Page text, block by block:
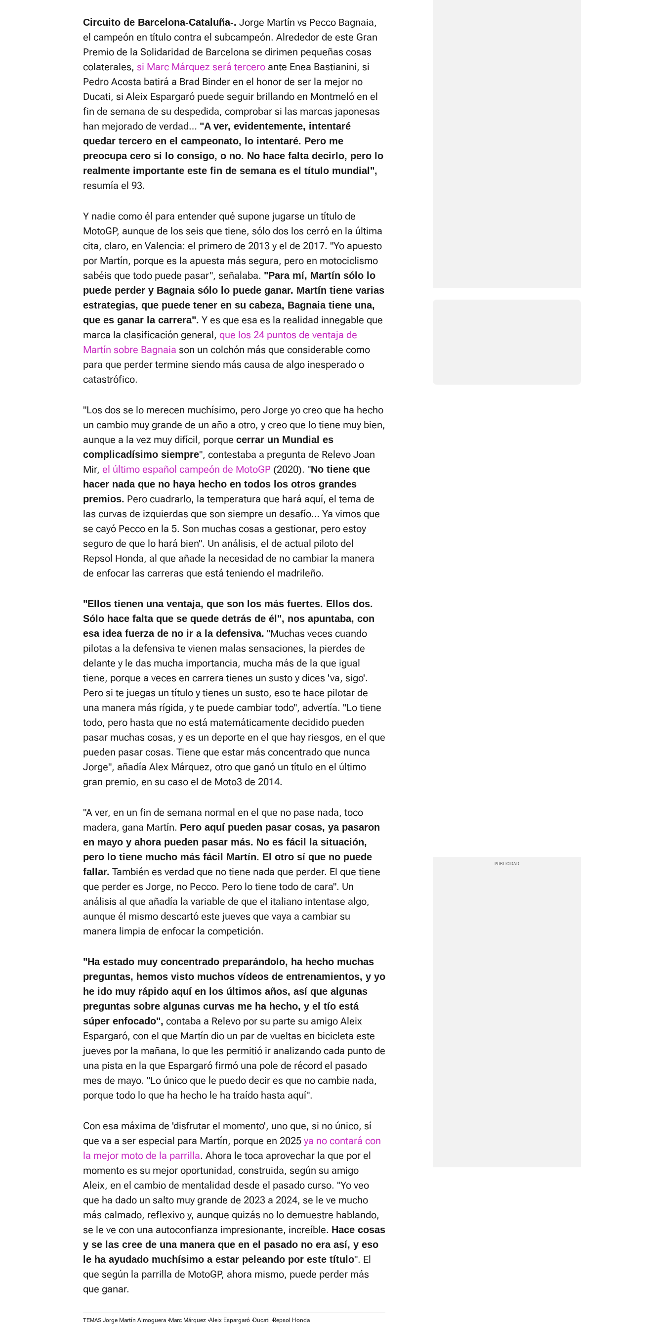
Circuito de Barcelona-Cataluña-. Jorge Martín vs Pecco Bagnaia,
el campeón en título contra el subcampeón. Alrededor de este Gran
Premio de la Solidaridad de Barcelona se dirimen pequeñas cosas
colaterales, si Marc Márquez será tercero ante Enea Bastianini, si
Pedro Acosta batirá a Brad Binder en el honor de ser la mejor no
Ducati, si Aleix Espargaró puede seguir brillando en Montmeló en el
fin de semana de su despedida, comprobar si las marcas japonesas
han mejorado de verdad… "A ver, evidentemente, intentaré
quedar tercero en el campeonato, lo intentaré. Pero me
preocupa cero si lo consigo, o no. No hace falta decirlo, pero lo
realmente importante este fin de semana es el título mundial",
resumía el 93.
Y nadie como él para entender qué supone jugarse un título de
MotoGP, aunque de los seis que tiene, sólo dos los cerró en la última
cita, claro, en Valencia: el primero de 2013 y el de 2017. "Yo apuesto
por Martín, porque es la apuesta más segura, pero en motociclismo
sabéis que todo puede pasar", señalaba. "Para mí, Martín sólo lo
puede perder y Bagnaia sólo lo puede ganar. Martín tiene varias
estrategias, que puede tener en su cabeza, Bagnaia tiene una,
que es ganar la carrera". Y es que esa es la realidad innegable que
marca la clasificación general, que los 24 puntos de ventaja de
Martín sobre Bagnaia son un colchón más que considerable como
para que perder termine siendo más causa de algo inesperado o
catastrófico.
"Los dos se lo merecen muchísimo, pero Jorge yo creo que ha hecho
un cambio muy grande de un año a otro, y creo que lo tiene muy bien,
aunque a la vez muy difícil, porque cerrar un Mundial es
complicadísimo siempre", contestaba a pregunta de Relevo Joan
Mir, el último español campeón de MotoGP (2020). "No tiene que
hacer nada que no haya hecho en todos los otros grandes
premios. Pero cuadrarlo, la temperatura que hará aquí, el tema de
las curvas de izquierdas que son siempre un desafío… Ya vimos que
se cayó Pecco en la 5. Son muchas cosas a gestionar, pero estoy
seguro de que lo hará bien". Un análisis, el de actual piloto del
Repsol Honda, al que añade la necesidad de no cambiar la manera
de enfocar las carreras que está teniendo el madrileño.
"Ellos tienen una ventaja, que son los más fuertes. Ellos dos.
Sólo hace falta que se quede detrás de él", nos apuntaba, con
esa idea fuerza de no ir a la defensiva. "Muchas veces cuando
pilotas a la defensiva te vienen malas sensaciones, la pierdes de
delante y le das mucha importancia, mucha más de la que igual
tiene, porque a veces en carrera tienes un susto y dices 'va, sigo'.
Pero si te juegas un título y tienes un susto, eso te hace pilotar de
una manera más rígida, y te puede cambiar todo", advertía. "Lo tiene
todo, pero hasta que no está matemáticamente decidido pueden
pasar muchas cosas, y es un deporte en el que hay riesgos, en el que
pueden pasar cosas. Tiene que estar más concentrado que nunca
Jorge", añadía Alex Márquez, otro que ganó un título en el último
gran premio, en su caso el de Moto3 de 2014.
"A ver, en un fin de semana normal en el que no pase nada, toco
madera, gana Martín. Pero aquí pueden pasar cosas, ya pasaron
en mayo y ahora pueden pasar más. No es fácil la situación,
pero lo tiene mucho más fácil Martín. El otro sí que no puede
fallar. También es verdad que no tiene nada que perder. El que tiene
que perder es Jorge, no Pecco. Pero lo tiene todo de cara". Un
análisis al que añadía la variable de que el italiano intentase algo,
aunque él mismo descartó este jueves que vaya a cambiar su
manera limpia de enfocar la competición.
"Ha estado muy concentrado preparándolo, ha hecho muchas
preguntas, hemos visto muchos vídeos de entrenamientos, y yo
he ido muy rápido aquí en los últimos años, así que algunas
preguntas sobre algunas curvas me ha hecho, y el tío está
súper enfocado", contaba a Relevo por su parte su amigo Aleix
Espargaró, con el que Martín dio un par de vueltas en bicicleta este
jueves por la mañana, lo que les permitió ir analizando cada punto de
una pista en la que Espargaró firmó una pole de récord el pasado
mes de mayo. "Lo único que le puedo decir es que no cambie nada,
porque todo lo que ha hecho le ha traído hasta aquí".
Con esa máxima de 'disfrutar el momento', uno que, si no único, sí
que va a ser especial para Martín, porque en 2025 ya no contará con
la mejor moto de la parrilla. Ahora le toca aprovechar la que por el
momento es su mejor oportunidad, construida, según su amigo
Aleix, en el cambio de mentalidad desde el pasado curso. "Yo veo
que ha dado un salto muy grande de 2023 a 2024, se le ve mucho
más calmado, reflexivo y, aunque quizás no lo demuestre hablando,
se le ve con una autoconfianza impresionante, increíble. Hace cosas
y se las cree de una manera que en el pasado no era así, y eso
le ha ayudado muchísimo a estar peleando por este título". El
que según la parrilla de MotoGP, ahora mismo, puede perder más
que ganar.
TEMAS:Jorge Martín Almoguera Marc Márquez Aleix Espargaró Ducati Repsol Honda